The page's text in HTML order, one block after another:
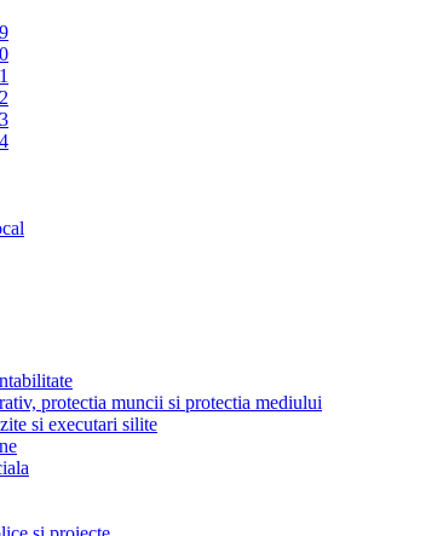
protectia muncii si protectia mediului
si executari silite